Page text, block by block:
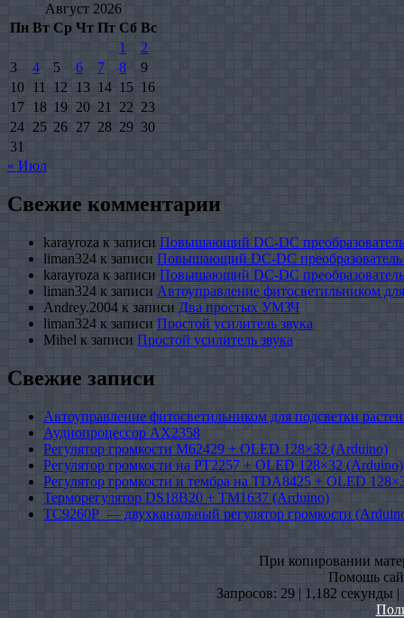
Август 2026
Пн Вт Ср Чт Пт Сб Вс
1
2
3
4 5 6 7 8
9
10 11 12 13 14 15 16
17 18 19 20 21 22 23
24 25 26 27 28 29 30
31
« Июл
Свежие комментарии
karayroza к записи Повышающий DC-DC
liman324 к записи Повышающий DC-DC
karayroza к записи Повышающий DC-DC
liman324 к записи Автоуправление фитосветильником
Andrey.2004 к записи Два простых УМЗЧ
liman324 к записи Простой усилитель звука
Mihel к записи Простой усилитель звука
Свежие записи
Автоуправление фитосветильником для подсветки
Аудиопроцессор AX2358
Регулятор громкости M62429 + OLED 128×32 (Arduino)
Регулятор громкости на PT2257 + OLED 128×32 (Arduino)
Регулятор громкости и тембра на TDA8425 + OLED
Терморегулятор DS18B20 + TM1637 (Arduino)
TC9260P — двухканальный регулятор громкости
При копировании
Помошь
Запросов: 29 | 1,182 секунды